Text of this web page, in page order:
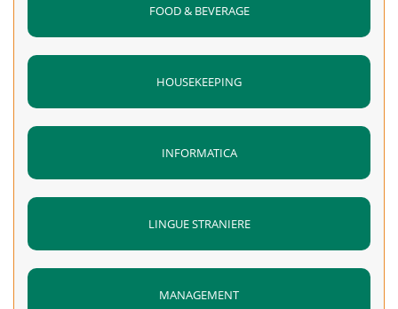
FOOD & BEVERAGE
HOUSEKEEPING
INFORMATICA
LINGUE STRANIERE
MANAGEMENT